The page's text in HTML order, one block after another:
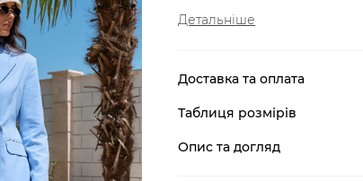
Детальніше
Доставка та оплата
Таблиця розмірів
Опис та догляд